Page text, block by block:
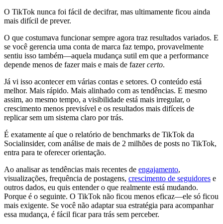
O TikTok nunca foi fácil de decifrar, mas ultimamente ficou ainda
mais difícil de prever.
O que costumava funcionar sempre agora traz resultados variados. E
se você gerencia uma conta de marca faz tempo, provavelmente
sentiu isso também—aquela mudança sutil em que a performance
depende menos de fazer mais e mais de fazercerto.
Já vi isso acontecer em várias contas e setores. O conteúdo está
melhor. Mais rápido. Mais alinhado com as tendências. E mesmo
assim, ao mesmo tempo, a visibilidade está mais irregular, o
crescimento menos previsível e os resultados mais difíceis de
replicar sem um sistema claro por trás.
É exatamente aí que o relatório de benchmarks de TikTok da
Socialinsider, com análise de mais de 2 milhões de posts no TikTok,
entra para te oferecer orientação.
Ao analisar as tendências mais recentes de engajamento,
visualizações, frequência de postagens, crescimento de seguidores e
outros dados, eu quis entender o que realmente está mudando.
Porque é o seguinte. O TikTok não ficou menos eficaz—ele só ficou
mais exigente. Se você não adaptar sua estratégia para acompanhar
essa mudança, é fácil ficar para trás sem perceber.